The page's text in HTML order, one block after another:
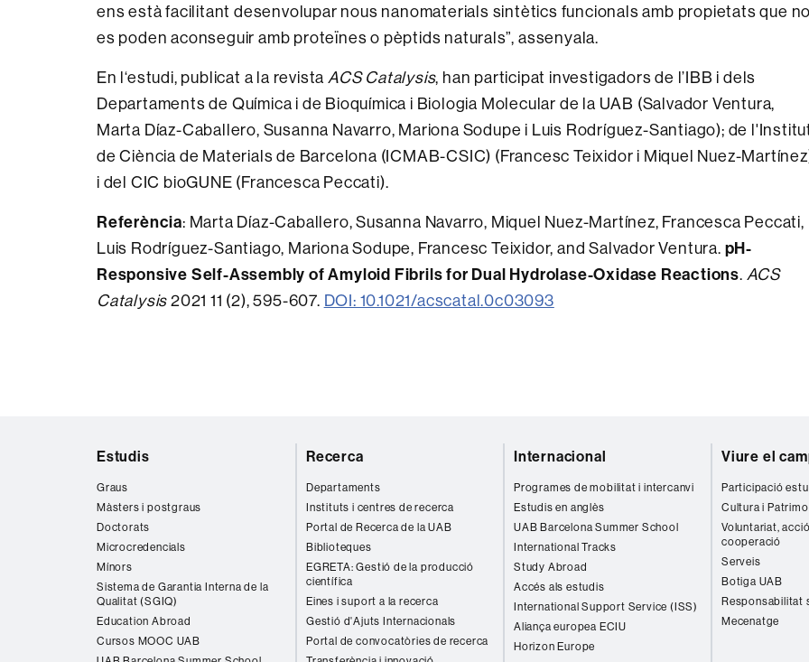
ens està facilitant desenvolupar nous nanomaterials sintètics funcionals amb propietats que no
es poden aconseguir amb proteïnes o pèptids naturals”, assenyala.
En l‘estudi, publicat a la revista ACS Catalysis, han participat investigadors de l’IBB i dels
Departaments de Química i de Bioquímica i Biologia Molecular de la UAB (Salvador Ventura,
Marta Díaz-Caballero, Susanna Navarro, Mariona Sodupe i Luis Rodríguez-Santiago); de
de Ciència de Materials de Barcelona (ICMAB-CSIC) (Francesc Teixidor i Miquel Nuez-
i del CIC bioGUNE (Francesca Peccati).
Referència: Marta Díaz-Caballero, Susanna Navarro, Miquel Nuez-Martínez, Francesca Peccati,
Luis Rodríguez-Santiago, Mariona Sodupe, Francesc Teixidor, and Salvador Ventura. pH-
Responsive Self-Assembly of Amyloid Fibrils for Dual Hydrolase-Oxidase Reactions. ACS
Catalysis2021 11 (2), 595-607. DOI: 10.1021/acscatal.0c03093
Estudis
Graus
Màsters i postgraus
Doctorats
Microcredencials
Mínors
Sistema de Garantia Interna de la
Qualitat (SGIQ)
Education Abroad
Cursos MOOC UAB
Recerca
Departaments
Instituts i centres de recerca
Portal de Recerca de la UAB
Biblioteques
EGRETA: Gestió de la producció
científica
Eines i suport a la recerca
Gestió d'Ajuts Internacionals
Portal de convocatòries de recerca
Internacional
Programes de mobilitat i intercanvi
Estudis en anglès
UAB Barcelona Summer School
International Tracks
Study Abroad
Accés als estudis
International Support Service (ISS)
Aliança europea ECIU
Horizon Europe
Viure el
Participació
Cultura i
Voluntariat,
cooperació
Serveis
Botiga UAB
Responsabilitat
Mecenatge